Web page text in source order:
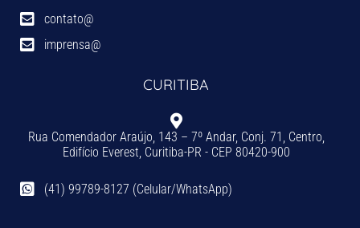
contato@
imprensa@
CURITIBA
Rua Comendador Araújo, 143 – 7º Andar, Conj. 71, Centro,
Edifício Everest, Curitiba-PR - CEP 80420-900
(41) 99789-8127 (Celular/WhatsApp)